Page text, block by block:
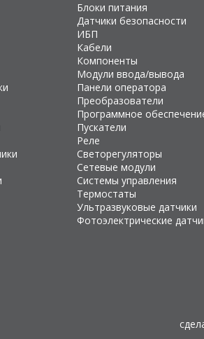
Блоки питания
Датчики безопасности
ИБП
Кабели
Компоненты
Модули ввода/вывода
Панели оператора
Преобразователи
Программное
Пускатели
Реле
Светорегуляторы
Сетевые модули
Системы управления
Термостаты
Ультразвуковые датчики
Фотоэлектрические